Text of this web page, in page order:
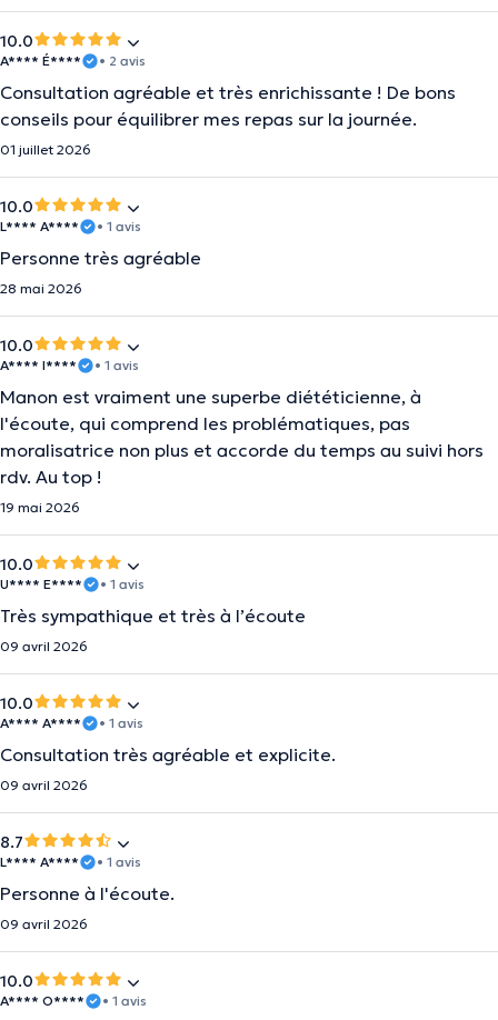
10.0
A**** É**** • 2 avis
Consultation agréable et très enrichissante ! De bons
conseils pour équilibrer mes repas sur la journée.
01 juillet 2026
10.0
L**** A**** • 1 avis
Personne très agréable
28 mai 2026
10.0
A**** I**** • 1 avis
Manon est vraiment une superbe diététicienne, à
l'écoute, qui comprend les problématiques, pas
moralisatrice non plus et accorde du temps au suivi hors
rdv. Au top !
19 mai 2026
10.0
U**** E**** • 1 avis
Très sympathique et très à l’écoute
09 avril 2026
10.0
A**** A**** • 1 avis
Consultation très agréable et explicite.
09 avril 2026
8.7
L**** A**** • 1 avis
Personne à l'écoute.
09 avril 2026
10.0
A**** O**** • 1 avis